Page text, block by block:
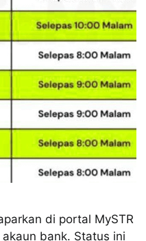
di portal MySTR
bank. Status ini